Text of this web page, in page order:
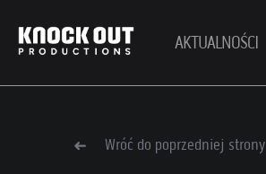
AKTUALNOŚCI
Wróć do poprzedniej strony